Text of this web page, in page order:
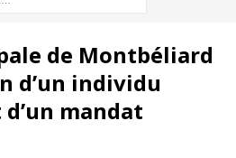
de Montbéliard
d’un individu
mandat